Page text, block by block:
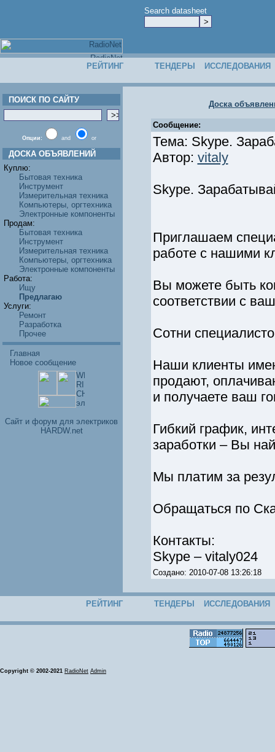
Search datasheet
РЕЙТИНГ ТЕНДЕРЫ ИССЛЕДОВАНИЯ
ПОИСК ПО САЙТУ
Опции: and or
ДОСКА ОБЪЯВЛЕНИЙ
Куплю:
Бытовая техника
Инструмент
Измерительная техника
Компьютеры, оргтехника
Электронные компоненты
Продам:
Бытовая техника
Инструмент
Измерительная техника
Компьютеры, оргтехника
Электронные компоненты
Работа:
Ищу
Предлагаю
Услуги:
Ремонт
Разработка
Прочее
Главная
Новое сообщение
Cайт и форум для электриков
HARDW.net
Доска
Сообщение:
Тема: Skype.
Автор: vitaly
Skype.
Приглашаем
работе с нашими
Вы можете быть
соответствии с
Сотни
Наши клиенты
продают,
и получаете ваш
Гибкий график,
заработки – Вы
Мы платим за
Обращаться по
Контакты:
Skype – vitaly024
Создано: 2010-07-08 13:26:18
РЕЙТИНГ ТЕНДЕРЫ ИССЛЕДОВАНИЯ
Copyright © 2002-2021 RadioNet Admin